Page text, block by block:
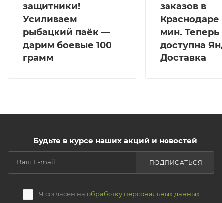
защитники!
Усиливаем
рыбацкий паёк —
дарим боевые 100
грамм
заказов в
Краснодаре
мин. Теперь
доступна
Доставка
Будьте в курсе наших акций и новостей
Я согласен на обработку персональных данных
ПОДПИСАТЬСЯ